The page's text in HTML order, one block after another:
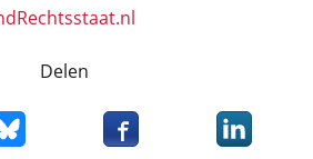
Delen
X dit item op Bluesky
Deel dit item opDeel dit